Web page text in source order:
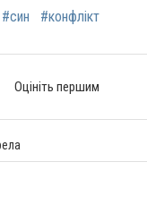
#син #конфлікт
Оцініть першим